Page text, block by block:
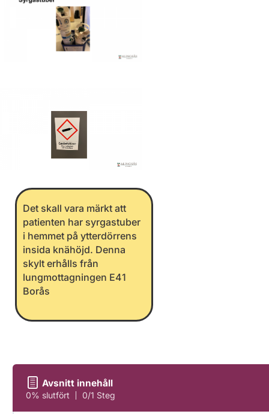
Det skall vara märkt att
patienten har syrgastuber
i hemmet på ytterdörrens
insida knähöjd. Denna
skylt erhålls från
lungmottagningen E41
Borås
Avsnitt innehåll
0% slutfört 0/1 Steg